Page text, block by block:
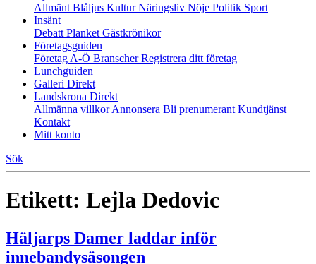
Allmänt Blåljus KulturNäringsliv Nöje Politik Sport
Insänt
Debatt Planket Gästkrönikor
Företagsguiden
Företag A-Ö BranscherRegistrera ditt företag
Lunchguiden
Galleri Direkt
Landskrona Direkt
Allmänna villkorAnnonsera Bli prenumerant Kundtjänst
Kontakt
Mitt konto
Sök
Etikett: Lejla Dedovic
Häljarps Damer laddar inför
innebandysäsongen